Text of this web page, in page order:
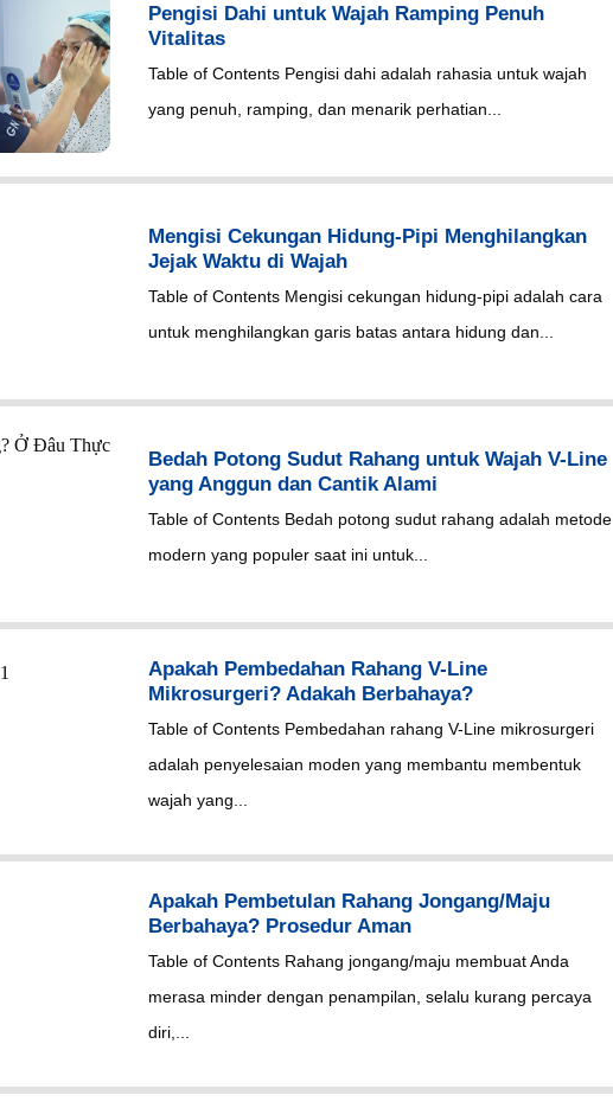
Pengisi Dahi untuk Wajah Ramping Penuh
Vitalitas
Table of Contents Pengisi dahi adalah rahasia untuk wajah
yang penuh, ramping, dan menarik perhatian...
Mengisi Cekungan Hidung-Pipi Menghilangkan
Jejak Waktu di Wajah
Table of Contents Mengisi cekungan hidung-pipi adalah cara
untuk menghilangkan garis batas antara hidung dan...
Bedah Potong Sudut Rahang untuk Wajah V-Line
yang Anggun dan Cantik Alami
Table of Contents Bedah potong sudut rahang adalah metode
modern yang populer saat ini untuk...
Apakah Pembedahan Rahang V-Line
Mikrosurgeri? Adakah Berbahaya?
Table of Contents Pembedahan rahang V-Line mikrosurgeri
adalah penyelesaian moden yang membantu membentuk
wajah yang...
Apakah Pembetulan Rahang Jongang/Maju
Berbahaya? Prosedur Aman
Table of Contents Rahang jongang/maju membuat Anda
merasa minder dengan penampilan, selalu kurang percaya
diri,...